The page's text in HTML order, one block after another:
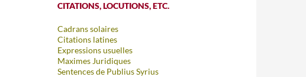
CITATIONS, LOCUTIONS, ETC.
Cadrans solaires
Citations latines
Expressions usuelles
Maximes Juridiques
Sentences de Publius Syrius